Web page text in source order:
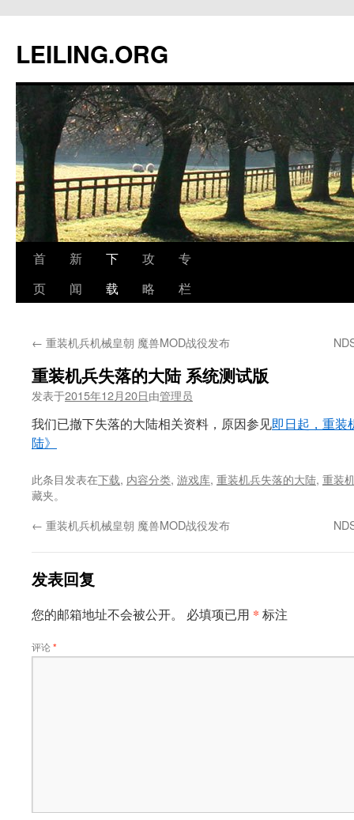
文
LEILING.ORG
首
页
新
闻
下
载
攻
略
专
栏
← 重装机兵机械皇朝 魔兽MOD战役发布
重装机兵失落的大陆 系统测试版
发表于2015年12月20日由管理员
我们已撤下失落的大陆相关资料，原因参见即日起，重装
陆》
此条目发表在下载, 内容分类, 游戏库, 重装机兵失落的大陆, 重装
藏夹。
← 重装机兵机械皇朝 魔兽MOD战役发布
发表回复
您的邮箱地址不会被公开。 必填项已用 * 标注
评论*